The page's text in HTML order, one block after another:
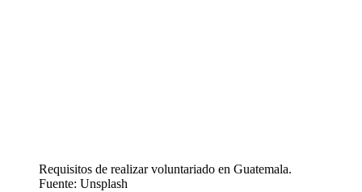
Requisitos de realizar voluntariado en Guatemala.
Fuente: Unsplash